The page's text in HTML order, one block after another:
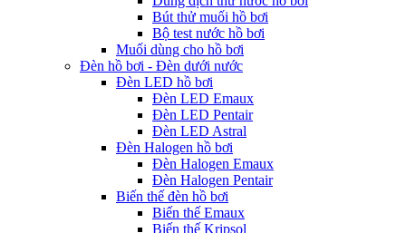
Bút thử muối hồ bơi
Bộ test nước hồ bơi
Muối dùng cho hồ bơi
Đèn hồ bơi - Đèn dưới nước
Đèn LED hồ bơi
Đèn LED Emaux
Đèn LED Pentair
Đèn LED Astral
Đèn Halogen hồ bơi
Đèn Halogen Emaux
Đèn Halogen Pentair
Biến thế đèn hồ bơi
Biến thế Emaux
Biến thế Kripsol